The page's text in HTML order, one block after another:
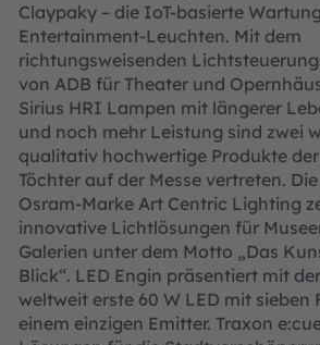
Claypaky – die IoT-basierte
Entertainment-Leuchten. Mit dem
richtungsweisenden
von ADB für Theater und
Sirius HRI Lampen mit längerer
und noch mehr Leistung sind zwei
qualitativ hochwertige Produkte
Töchter auf der Messe vertreten.
Osram-Marke Art Centric Lighting
innovative Lichtlösungen für
Galerien unter dem Motto „Das
Blick“. LED Engin präsentiert mit
weltweit erste 60 W LED mit sieben
einem einzigen Emitter. Traxon